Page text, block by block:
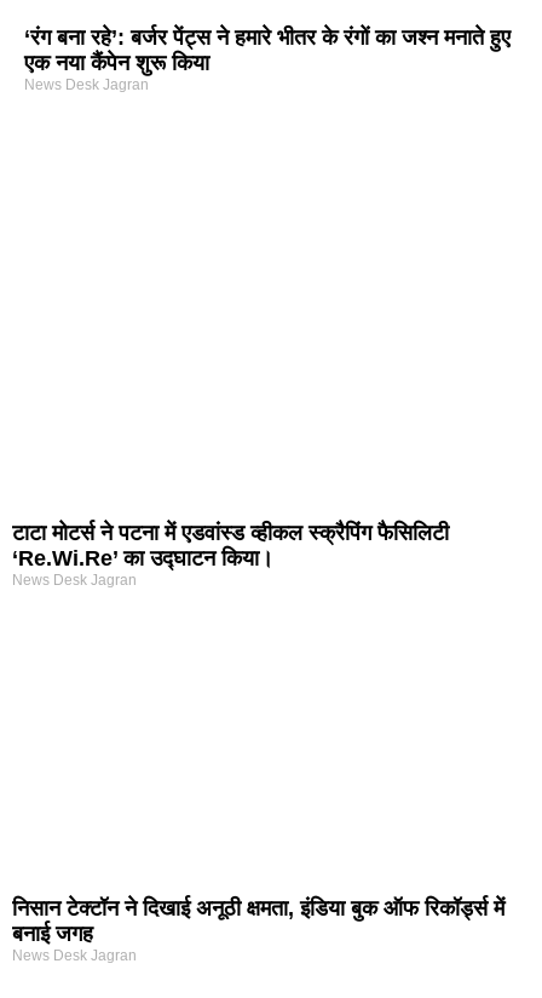
‘रंग बना रहे’: बर्जर पेंट्स ने हमारे भीतर के रंगों का जश्न मनाते हुए
एक नया कैंपेन शुरू किया
News Desk Jagran
टाटा मोटर्स ने पटना में एडवांस्ड व्हीकल स्क्रैपिंग फैसिलिटी
‘Re.Wi.Re’ का उद्घाटन किया।
News Desk Jagran
निसान टेक्टॉन ने दिखाई अनूठी क्षमता, इंडिया बुक ऑफ रिकॉर्ड्स में
बनाई जगह
News Desk Jagran